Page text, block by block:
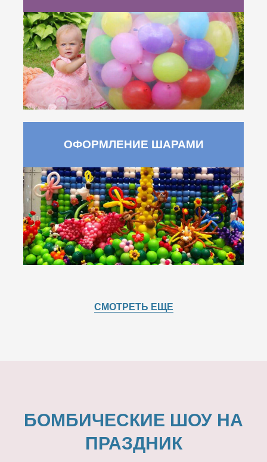
ОФОРМЛЕНИЕ ШАРАМИ
СМОТРЕТЬ ЕЩЕ
БОМБИЧЕСКИЕ ШОУ НА
ПРАЗДНИК